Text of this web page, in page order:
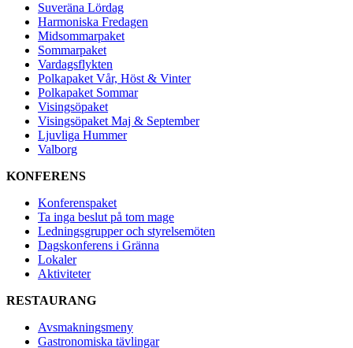
Suveräna Lördag
Harmoniska Fredagen
Midsommarpaket
Sommarpaket
Vardagsflykten
Polkapaket Vår, Höst & Vinter
Polkapaket Sommar
Visingsöpaket
Visingsöpaket Maj & September
Ljuvliga Hummer
Valborg
KONFERENS
Konferenspaket
Ta inga beslut på tom mage
Ledningsgrupper och styrelsemöten
Dagskonferens i Gränna
Lokaler
Aktiviteter
RESTAURANG
Avsmakningsmeny
Gastronomiska tävlingar